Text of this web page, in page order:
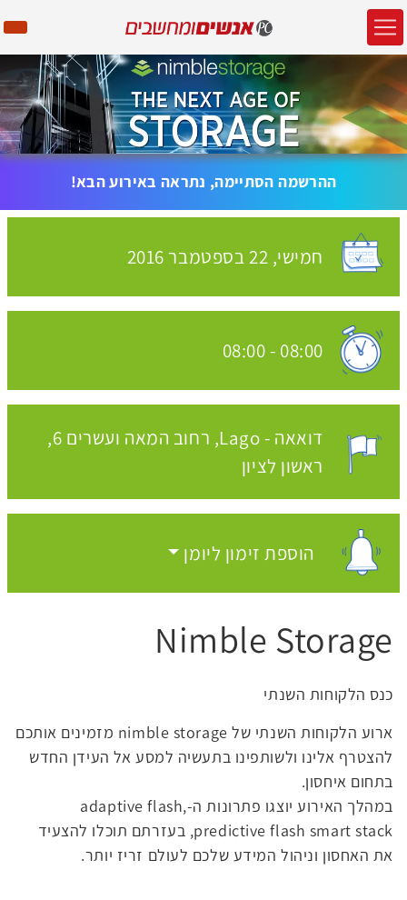
ההרשמה הסתיימה, נתראה באירוע הבא!
האירוע יתקיים בתאריך
חמישי, 22 בספטמבר 2016
שעת התחלת האירוע:
08:00
-
08:00
מקום האירוע:
דואאה - Lago
רחוב המאה ועשרים 6,
ראשון לציון
הוספת זימון ליומן
הוספת זימון ליומן
Nimble Storage
כנס הלקוחות השנתי
ארוע הלקוחות השנתי של nimble storage מזמינים אותכם
להצטרף אלינו ולשותפינו בתעשיה למסע אל העידן החדש
בתחום איחסון.
במהלך האירוע יוצגו פתרונות ה-adaptive flash,
predictive flash smart stack, בעזרתם תוכלו להצעיד
את האחסון וניהול המידע שלכם לעולם זריז יותר.